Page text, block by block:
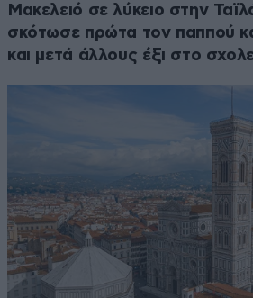
Μακελειό σε λύκειο στην
σκότωσε πρώτα τον παππού
και μετά άλλους έξι στο